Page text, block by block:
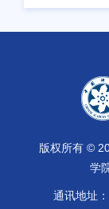
版权所有 ©
学
通讯地址